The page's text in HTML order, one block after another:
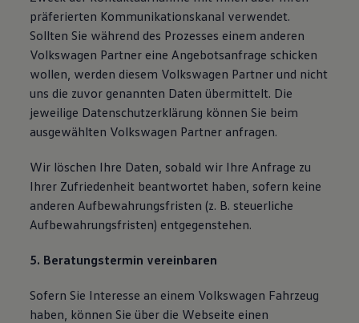
präferierten Kommunikationskanal verwendet.
Sollten Sie während des Prozesses einem anderen
Volkswagen Partner eine Angebotsanfrage schicken
wollen, werden diesem Volkswagen Partner und nicht
uns die zuvor genannten Daten übermittelt. Die
jeweilige Datenschutzerklärung können Sie beim
ausgewählten Volkswagen Partner anfragen.
Wir löschen Ihre Daten, sobald wir Ihre Anfrage zu
Ihrer Zufriedenheit beantwortet haben, sofern keine
anderen Aufbewahrungsfristen (z. B. steuerliche
Aufbewahrungsfristen) entgegenstehen.
5. Beratungstermin vereinbaren
Sofern Sie Interesse an einem Volkswagen Fahrzeug
haben, können Sie über die Webseite einen